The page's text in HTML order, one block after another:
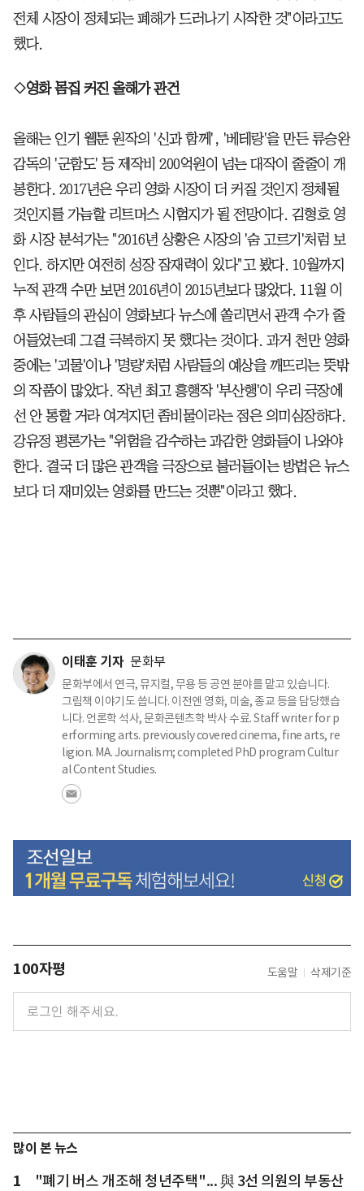
전체 시장이 정체되는 폐해가 드러나기 시작한 것"이라고도
했다.
◇영화 몸집 커진 올해가 관건
올해는 인기 웹툰 원작의 '신과 함께', '베테랑'을 만든 류승완
감독의 '군함도' 등 제작비 200억원이 넘는 대작이 줄줄이 개
봉한다. 2017년은 우리 영화 시장이 더 커질 것인지 정체될
것인지를 가늠할 리트머스 시험지가 될 전망이다. 김형호 영
화 시장 분석가는 "2016년 상황은 시장의 '숨 고르기'처럼 보
인다. 하지만 여전히 성장 잠재력이 있다"고 봤다. 10월까지
누적 관객 수만 보면 2016년이 2015년보다 많았다. 11월 이
후 사람들의 관심이 영화보다 뉴스에 쏠리면서 관객 수가 줄
어들었는데 그걸 극복하지 못 했다는 것이다. 과거 천만 영화
중에는 '괴물'이나 '명량'처럼 사람들의 예상을 깨뜨리는 뜻밖
의 작품이 많았다. 작년 최고 흥행작 '부산행'이 우리 극장에
선 안 통할 거라 여겨지던 좀비물이라는 점은 의미심장하다.
강유정 평론가는 "위험을 감수하는 과감한 영화들이 나와야
한다. 결국 더 많은 관객을 극장으로 불러들이는 방법은 뉴스
보다 더 재미있는 영화를 만드는 것뿐"이라고 했다.
이태훈 기자 문화부
문화부에서 연극, 뮤지컬, 무용 등 공연 분야를 맡고 있습니다.
그림책 이야기도 씁니다. 이전엔 영화, 미술, 종교 등을 담당했습
니다. 언론학 석사, 문화콘텐츠학 박사 수료. Staff writer for p
erforming arts. previously covered cinema, fine arts, re
ligion. MA. Journalism; completed PhD program Cultur
al Content Studies.
100자평 도움말 삭제기준
많이 본 뉴스
1
"폐기 버스 개조해 청년주택"... 與 3선 의원의 부동산